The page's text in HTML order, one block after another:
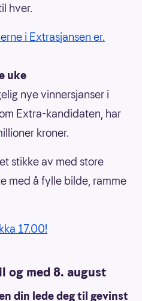
hver.
i Extrasjansen er.
uke
nye vinnersjanser i
Extra-kandidaten, har
kroner.
stikke av med store
med å fylle bilde, ramme
17.00!
og med 8. august
din lede deg til gevinst